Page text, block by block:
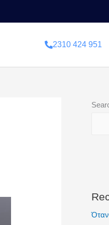
2310 424 951
Όταν